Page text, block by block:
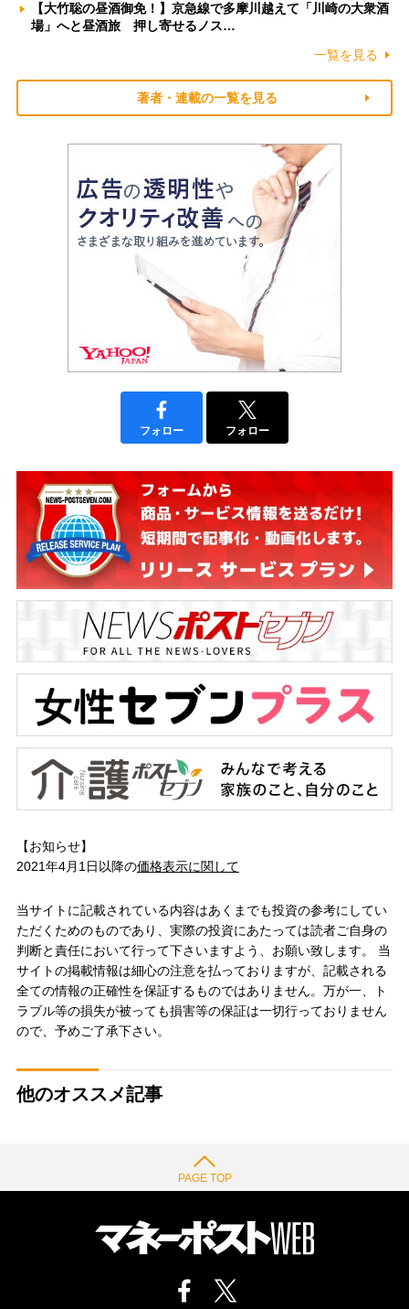
【大竹聡の昼酒御免！】京急線で多摩川越えて「川崎の大衆酒
場」へと昼酒旅 押し寄せるノス…
一覧を見る
著者・連載の一覧を見る
フォロー フォロー
【お知らせ】
2021年4月1日以降の価格表示に関して
当サイトに記載されている内容はあくまでも投資の参考にしてい
ただくためのものであり、実際の投資にあたっては読者ご自身の
判断と責任において行って下さいますよう、お願い致します。 当
サイトの掲載情報は細心の注意を払っておりますが、記載される
全ての情報の正確性を保証するものではありません。万が一、ト
ラブル等の損失が被っても損害等の保証は一切行っておりません
ので、予めご了承下さい。
他のオススメ記事
PAGE TOP